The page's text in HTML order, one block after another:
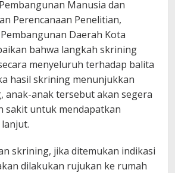
Manusia dan
Perencanaan Penelitian,
Daerah Kota
bahwa langkah skrining
menyeluruh terhadap balita
hasil skrining menunjukkan
anak-anak tersebut akan segera
sakit untuk mendapatkan
skrining, jika ditemukan indikasi
dilakukan rujukan ke rumah